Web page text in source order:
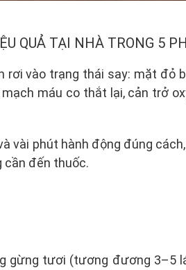
QUẢ TẠI NHÀ TRONG 5
rơi vào trạng thái say: mặt đỏ
máu co thắt lại, cản trở
vài phút hành động đúng
cần đến thuốc.
gừng tươi (tương đương 3–5